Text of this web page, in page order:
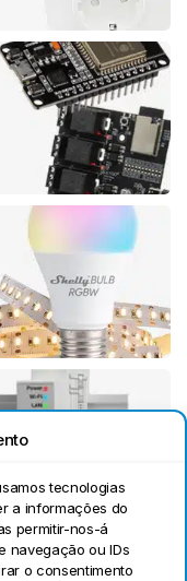
tecnologias
a informações do
permitir-nos-á
navegação ou IDs
o consentimento